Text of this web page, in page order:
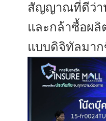
สัญญาณที่ดีว่
และกล้าซื้อผ
แบบดิจิทัลมา